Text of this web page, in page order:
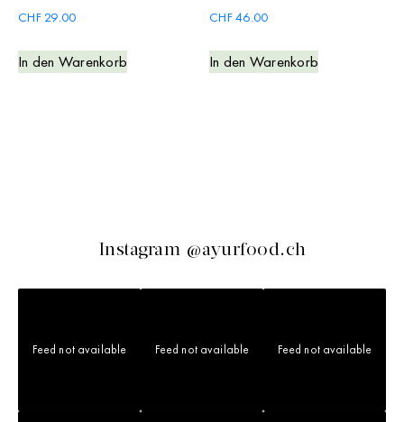
CHF29.00
In den Warenkorb
CHF46.00
In den Warenkorb
Instagram @ayurfood.ch
Feed not available Feed not available Feed not available